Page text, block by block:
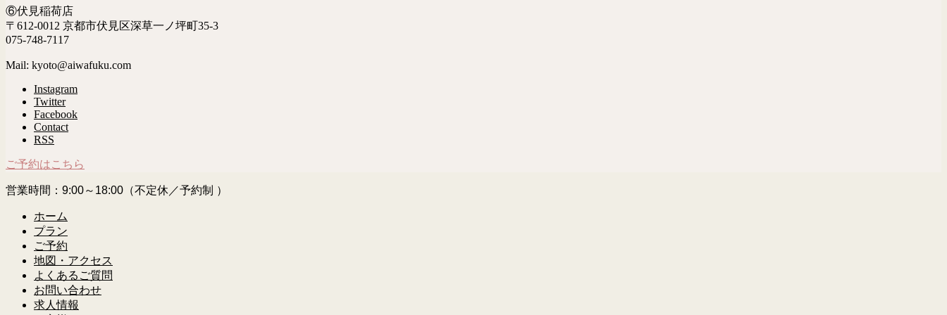
⑥伏見稲荷店
〒612-0012 京都市伏見区深草一ノ坪町35-3
075-748-7117
Mail: kyoto@aiwafuku.com
Instagram
Twitter
Facebook
Contact
RSS
ご予約はこちら
営業時間：9:00～18:00（不定休／予約制 ）
ホーム
プラン
ご予約
地図・アクセス
よくあるご質問
お問い合わせ
求人情報